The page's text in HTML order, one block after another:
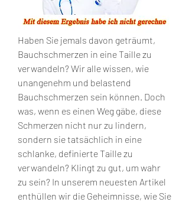
Haben Sie jemals davon geträumt,
Bauchschmerzen in eine Taille zu
verwandeln? Wir alle wissen, wie
unangenehm und belastend
Bauchschmerzen sein können. Doch
was, wenn es einen Weg gäbe, diese
Schmerzen nicht nur zu lindern,
sondern sie tatsächlich in eine
schlanke, definierte Taille zu
verwandeln? Klingt zu gut, um wahr
zu sein? In unserem neuesten Artikel
enthüllen wir die Geheimnisse, wie Sie